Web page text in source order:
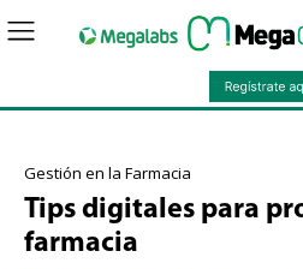
Gestión en la Farmacia
Tips digitales para
farmacia